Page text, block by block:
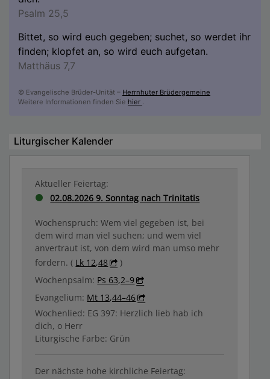
Psalm 25,5
Bittet, so wird euch gegeben; suchet, so werdet ihr
finden; klopfet an, so wird euch aufgetan.
Matthäus 7,7
© Evangelische Brüder-Unität – Herrnhuter Brüdergemeine
Weitere Informationen finden Sie hier .
Liturgischer Kalender
Aktueller Feiertag:
02.08.2026 9. Sonntag nach Trinitatis
Wochenspruch: Wem viel gegeben ist, bei
dem wird man viel suchen; und wem viel
anvertraut ist, von dem wird man umso mehr
fordern. ( Lk 12,48
)
Wochenpsalm: Ps 63,2–9
Evangelium: Mt 13,44–46
Wochenlied: EG 397: Herzlich lieb hab ich
dich, o Herr
Liturgische Farbe: Grün
Der nächste hohe kirchliche Feiertag: